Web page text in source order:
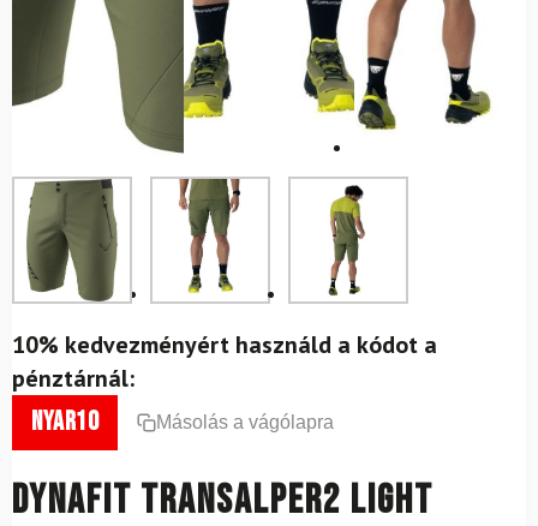
10% kedvezményért használd a kódot a
pénztárnál:
nyar10 Másolás a vágólapra
DYNAFIT Transalper2 Light